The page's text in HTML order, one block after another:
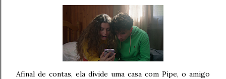
Afinal de contas, ela divide uma casa com Pipe, o amigo